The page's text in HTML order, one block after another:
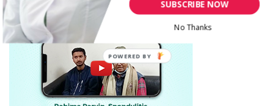
SUBSCRIBE NOW
No Thanks
POWERED BY